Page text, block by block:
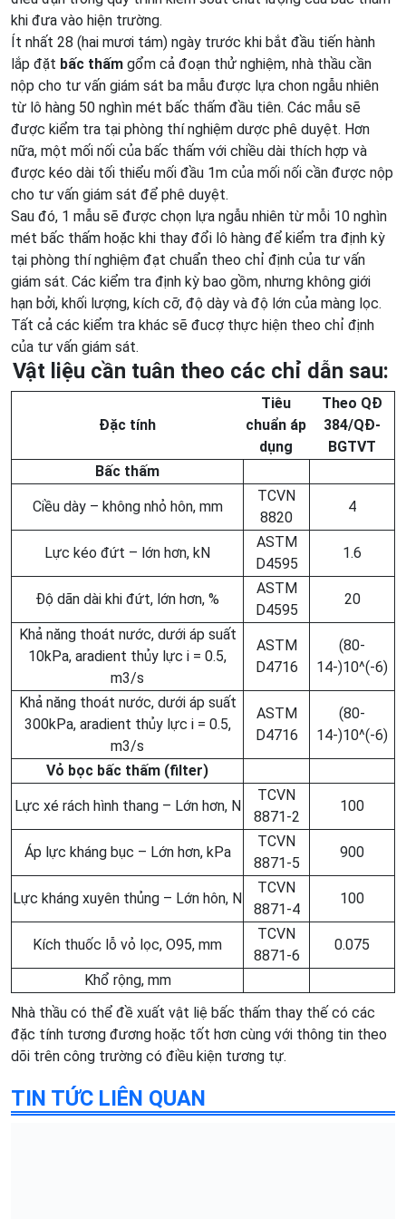
khi đưa vào hiện trường.
Ít nhất 28 (hai mươi tám) ngày trước khi bắt đầu tiến hành
lắp đặt bấc thấm gổm cả đoạn thử nghiệm, nhà thầu cần
nộp cho tư vấn giám sát ba mẫu được lựa chon ngẫu nhiên
từ lô hàng 50 nghìn mét bấc thấm đầu tiên. Các mẫu sẽ
được kiểm tra tại phòng thí nghiệm dược phê duyệt. Hơn
nữa, một mối nối của bấc thấm với chiều dài thích hợp và
được kéo dài tối thiểu mối đầu 1m của mối nối cần được nộp
cho tư vấn giám sát để phê duyệt.
Sau đó, 1 mẫu sẽ được chọn lựa ngẫu nhiên từ mỗi 10 nghìn
mét bấc thấm hoặc khi thay đổi lô hàng để kiểm tra định kỳ
tại phòng thí nghiệm đạt chuẩn theo chỉ định của tư vấn
giám sát. Các kiểm tra định kỳ bao gồm, nhưng không giới
hạn bởi, khối lượng, kích cỡ, độ dày và độ lớn của màng lọc.
Tất cả các kiểm tra khác sẽ đucợ thực hiện theo chỉ định
của tư vấn giám sát.
Vật liệu cần tuân theo các chỉ dẫn sau:
Đặc tính
Tiêu
chuẩn áp
dụng
Theo QĐ
384/QĐ-
BGTVT
Bấc thấm
Ciều dày – không nhỏ hôn, mm
TCVN
8820
4
Lực kéo đứt – lớn hơn, kN
ASTM
D4595
1.6
Độ dãn dài khi đứt, lớn hơn, %
ASTM
D4595
20
Khả năng thoát nước, dưới áp suất
10kPa, aradient thủy lực i = 0.5,
m3/s
ASTM
D4716
(80-
14-)10^(-6)
Khả năng thoát nước, dưới áp suất
300kPa, aradient thủy lực i = 0.5,
m3/s
ASTM
D4716
(80-
14-)10^(-6)
Vỏ bọc bấc thấm (filter)
Lực xé rách hình thang – Lớn hơn, N
TCVN
8871-2
100
Áp lực kháng bục – Lớn hơn, kPa
TCVN
8871-5
900
Lực kháng xuyên thủng – Lớn hôn, N
TCVN
8871-4
100
Kích thuốc lỗ vỏ lọc, O95, mm
TCVN
8871-6
0.075
Khổ rộng, mm
Nhà thầu có thể đề xuất vật liệ bấc thấm thay thế có các
đặc tính tương đương hoặc tốt hơn cùng với thông tin theo
dõi trên công trường có điều kiện tương tự.
TIN TỨC LIÊN QUAN